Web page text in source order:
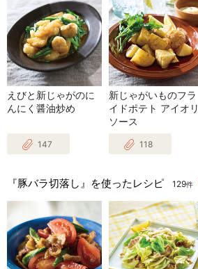
えびと新じゃがのに
んにく醤油炒め
147
新じゃがいものフラ
イドポテト アイオリ
ソース
118
『豚バラ切落し』を使ったレシピ 129件